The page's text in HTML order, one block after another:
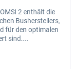
2 enthält die
Busherstellers,
für den optimalen
sind....